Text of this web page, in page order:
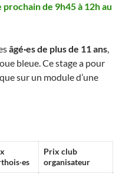
de 9h45 à 12h au
âgé·es de plus de 11 ans,
bleue. Ce stage a pour
sur un module d’une
·es
Prix club
organisateur